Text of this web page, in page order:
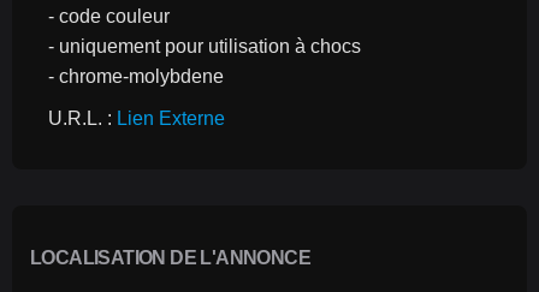
- code couleur
- uniquement pour utilisation à chocs
- chrome-molybdene
U.R.L. : Lien Externe
LOCALISATION DE L'ANNONCE